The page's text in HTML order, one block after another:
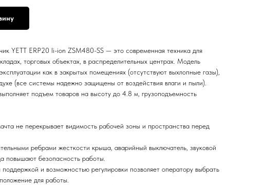
YETT ERP20 li-ion ZSM480-SS — это современная техника для
торговых объектах, в распределительных центрах. Модель
как в закрытых помещениях (отсутствуют выхлопные газы),
(все системы надежно защищены от воздействия влаги и пыли).
подъем товаров на высоту до 4.8 м, грузоподъемность
не перекрывает видимость рабочей зоны и пространства перед
ребрами жесткости крыша, аварийный выключатель, звуковой
повышают безопасность работы.
и возможностью регулировки позволяет оператору выбрать
для работы.